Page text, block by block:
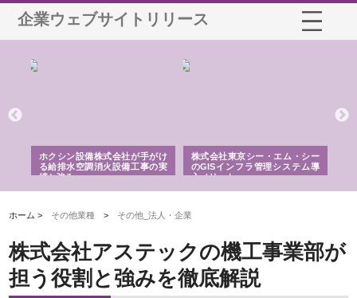
企業ウェブサイトリリース
ホクシン設備株式会社が手がけ
る給排水空調消火設備工事の実
績と強み
株式会社東京シー・エム・シー
のGISインフラ管理システム導
入メリット
ホーム > その他業種 > その他_法人・企業
株式会社アステックの機工事業部が
担う役割と強みを徹底解説